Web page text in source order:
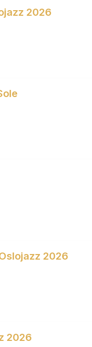
2026
2026
2026